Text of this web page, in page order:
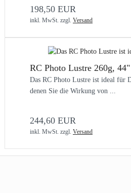
198,50 EUR
inkl. MwSt. zzgl. Versand
RC Photo Lustre 260g,
Das RC Photo Lustre ist ideal für
denen Sie die Wirkung von ...
244,60 EUR
inkl. MwSt. zzgl. Versand